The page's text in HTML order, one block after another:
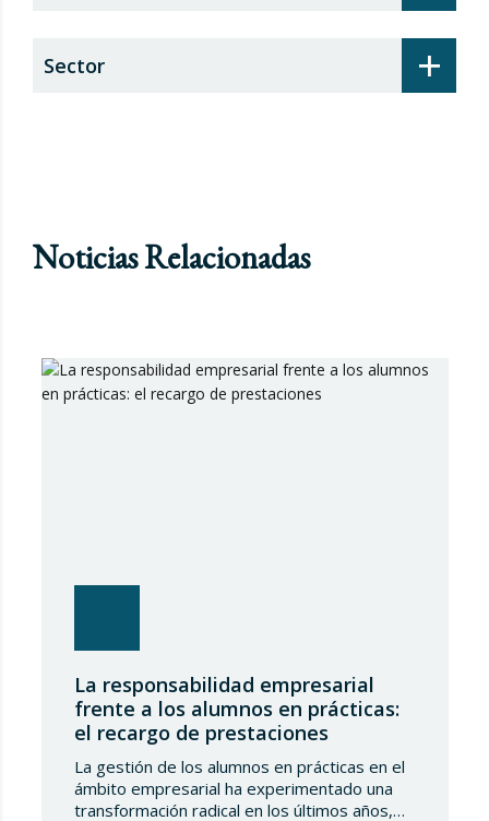
+
Sector
Noticias Relacionadas
La responsabilidad empresarial
frente a los alumnos en prácticas:
el recargo de prestaciones
La gestión de los alumnos en prácticas en el
ámbito empresarial ha experimentado una
transformación radical en los últimos años,